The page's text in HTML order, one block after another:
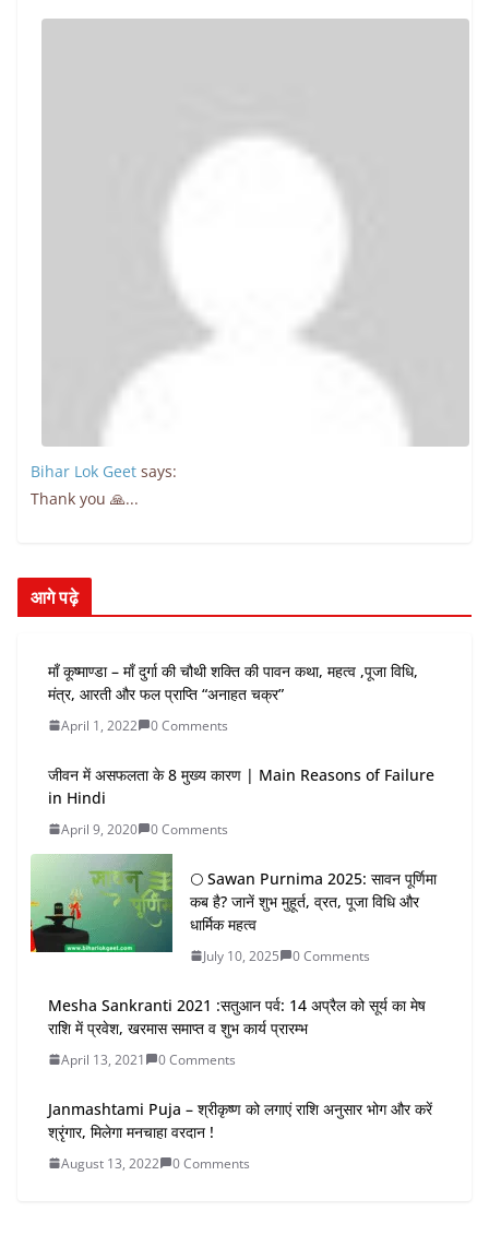
Bihar Lok Geet says:
Thank you 🙏...
आगे पढ़े
माँ कूष्माण्डा – माँ दुर्गा की चौथी शक्ति की पावन कथा, महत्व ,पूजा विधि,
मंत्र, आरती और फल प्राप्ति “अनाहत चक्र”
April 1, 2022 0 Comments
जीवन में असफलता के 8 मुख्य कारण | Main Reasons of Failure
in Hindi
April 9, 2020 0 Comments
🌕 Sawan Purnima 2025: सावन पूर्णिमा
कब है? जानें शुभ मुहूर्त, व्रत, पूजा विधि और
धार्मिक महत्व
July 10, 2025 0 Comments
Mesha Sankranti 2021 :सतुआन पर्व: 14 अप्रैल को सूर्य का मेष
राशि में प्रवेश, खरमास समाप्त व शुभ कार्य प्रारम्भ
April 13, 2021 0 Comments
Janmashtami Puja – श्रीकृष्ण को लगाएं राशि अनुसार भोग और करें
श्रृंगार, मिलेगा मनचाहा वरदान !
August 13, 2022 0 Comments